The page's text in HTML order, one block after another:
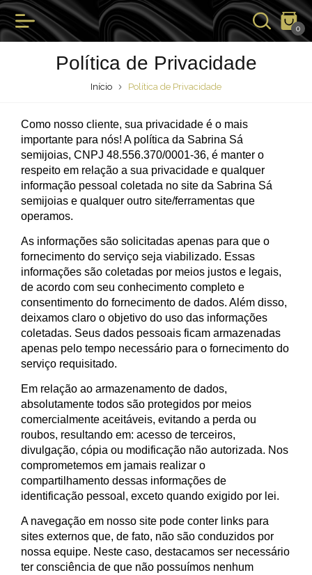
0
Política de Privacidade
Início Política de Privacidade
Como nosso cliente, sua privacidade é o mais
importante para nós! A política da Sabrina Sá
semijoias, CNPJ 48.556.370/0001-36, é manter o
respeito em relação a sua privacidade e qualquer
informação pessoal coletada no site da Sabrina Sá
semijoias e qualquer outro site/ferramentas que
operamos.
As informações são solicitadas apenas para que o
fornecimento do serviço seja viabilizado. Essas
informações são coletadas por meios justos e legais,
de acordo com seu conhecimento completo e
consentimento do fornecimento de dados. Além disso,
deixamos claro o objetivo do uso das informações
coletadas. Seus dados pessoais ficam armazenadas
apenas pelo tempo necessário para o fornecimento do
serviço requisitado.
Em relação ao armazenamento de dados,
absolutamente todos são protegidos por meios
comercialmente aceitáveis, evitando a perda ou
roubos, resultando em: acesso de terceiros,
divulgação, cópia ou modificação não autorizada. Nos
comprometemos em jamais realizar o
compartilhamento dessas informações de
identificação pessoal, exceto quando exigido por lei.
A navegação em nosso site pode conter links para
sites externos que, de fato, não são conduzidos por
nossa equipe. Neste caso, destacamos ser necessário
ter consciência de que não possuímos nenhum